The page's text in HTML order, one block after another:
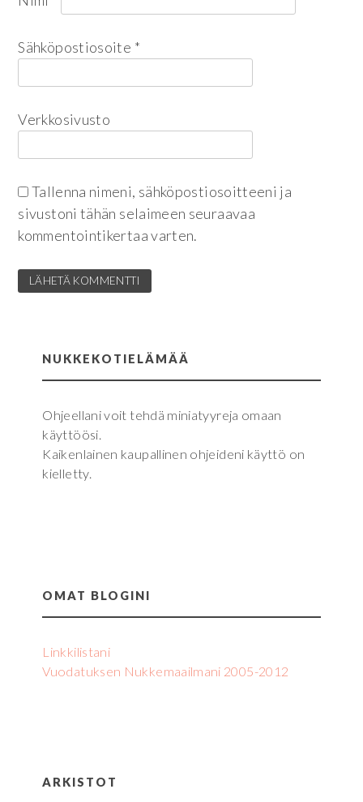
Sähköpostiosoite *
Verkkosivusto
Tallenna nimeni, sähköpostiosoitteeni ja
sivustoni tähän selaimeen seuraavaa
kommentointikertaa varten.
NUKKEKOTIELÄMÄÄ
Ohjeellani voit tehdä miniatyyreja omaan
käyttöösi.
Kaikenlainen kaupallinen ohjeideni käyttö on
kielletty.
OMAT BLOGINI
Linkkilistani
Vuodatuksen Nukkemaailmani 2005-2012
ARKISTOT